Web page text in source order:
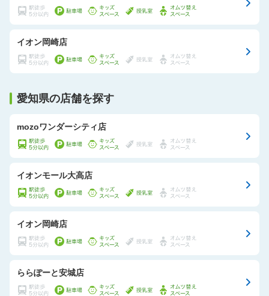
イオン岡崎店
愛知県の店舗を探す
mozoワンダーシティ店
イオンモール大高店
イオン岡崎店
ららぽーと安城店